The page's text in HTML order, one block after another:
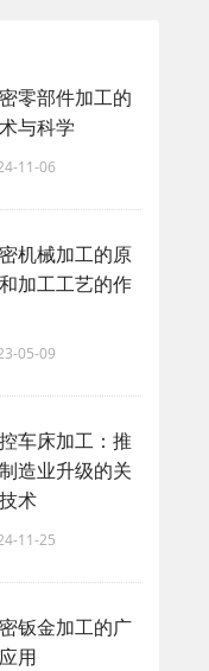
零部件加工的
与科学
11-06
机械加工的原
加工工艺的作
05-09
车床加工：推
造业升级的关
术
11-25
钣金加工的广
用